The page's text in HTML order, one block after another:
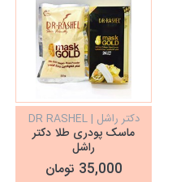
دکتر راشل | DR RASHEL
ماسک پودری طلا دکتر
راشل
35,000 تومان